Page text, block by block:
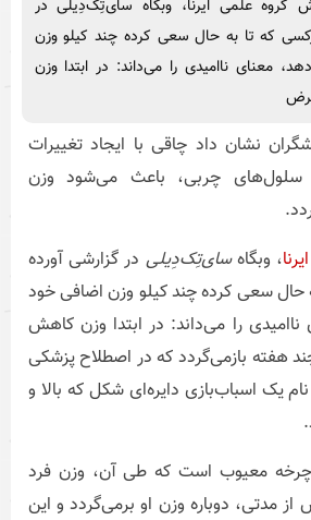
گروه علمی ایرنا، وبگاه سای‌تِک‌دِیلی در
که تا به حال سعی کرده چند کیلو وزن
معنای ناامیدی را می‌داند: در ابتدا وزن
نشان داد چاقی با ایجاد تغییرات
سلول‌های چربی، باعث می‌شود وزن
ایرنا، وبگاهسای‌تِک‌دِیلی در گزارشی آورده
سعی کرده چند کیلو وزن اضافی خود
را می‌داند: در ابتدا وزن کاهش
هفته بازمی‌گردد که در اصطلاح پزشکی
نام یک اسباب‌بازی دایره‌ای شکل که بالا و
معیوب است که طی آن، وزن فرد
مدتی، دوباره وزن او برمی‌گردد و این